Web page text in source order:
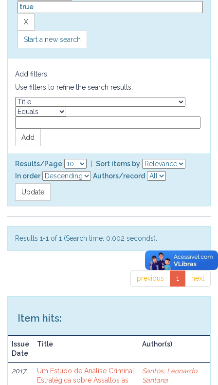
Start a new search
Add filters:
Use filters to refine the search results.
Results/Page
Sort items by
In order
Authors/record
Results 1-1 of 1 (Search time: 0.002 seconds).
previous 1 next
Item hits:
Issue
Date
Title Author(s)
2017
Um Estudo de Análise Criminal
Estratégica sobre Assaltos às
Santos, Leonardo
Santana